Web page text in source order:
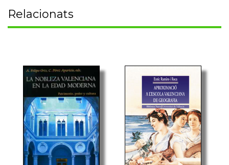
Relacionats